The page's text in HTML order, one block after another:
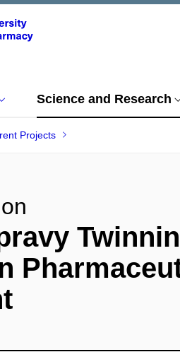
Science and Research
Projects